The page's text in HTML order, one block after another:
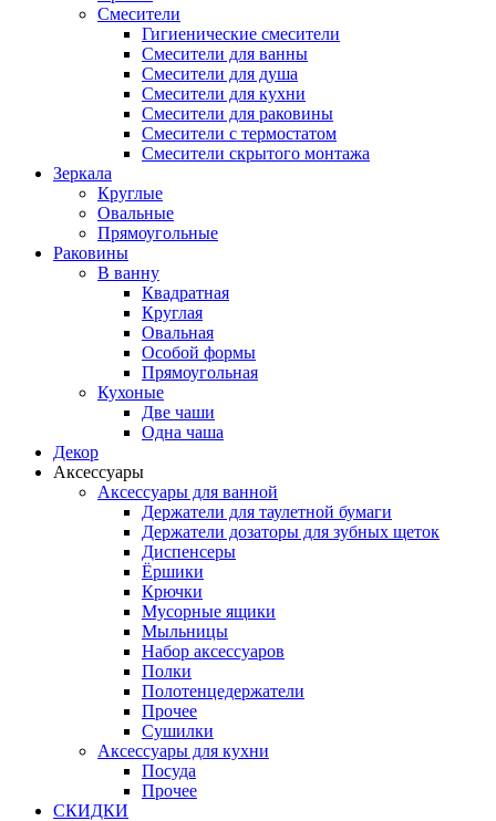
Смесители
Гигиенические смесители
Смесители для ванны
Смесители для душа
Смесители для кухни
Смесители для раковины
Смесители с термостатом
Смесители скрытого монтажа
Зеркала
Круглые
Овальные
Прямоугольные
Раковины
В ванну
Квадратная
Круглая
Овальная
Особой формы
Прямоугольная
Кухоные
Две чаши
Одна чаша
Декор
Аксессуары
Аксессуары для ванной
Держатели для таулетной бумаги
Держатели дозаторы для зубных щеток
Диспенсеры
Ёршики
Крючки
Мусорные ящики
Мыльницы
Набор аксессуаров
Полки
Полотенцедержатели
Прочее
Сушилки
Аксессуары для кухни
Посуда
Прочее
СКИДКИ